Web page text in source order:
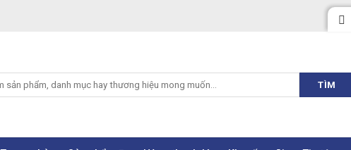
TÌM